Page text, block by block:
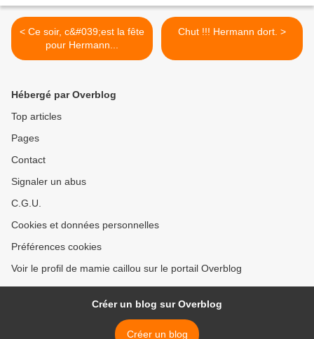
< Ce soir, c&#039;est la fête
pour Hermann...
Chut !!! Hermann dort. >
Hébergé par Overblog
Top articles
Pages
Contact
Signaler un abus
C.G.U.
Cookies et données personnelles
Préférences cookies
Voir le profil de mamie caillou sur le portail Overblog
Créer un blog sur Overblog
Créer un blog